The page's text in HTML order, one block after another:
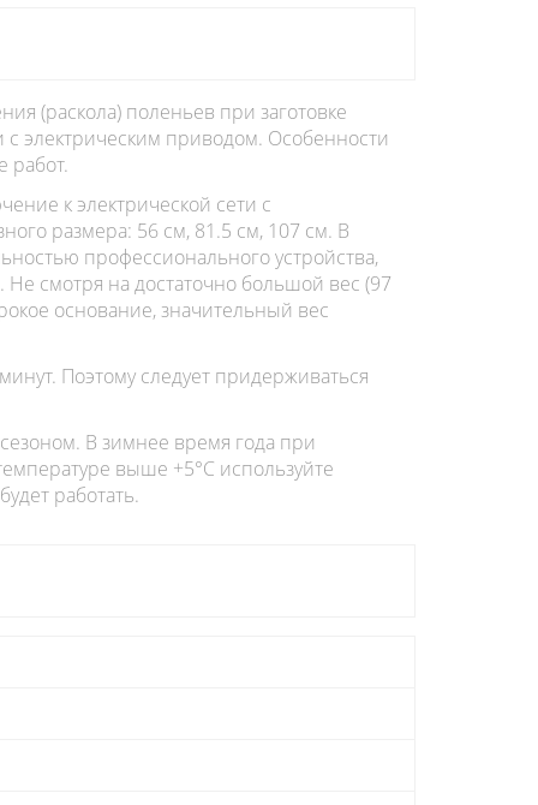
(раскола) поленьев при заготовке
электрическим приводом. Особенности
работ.
к электрической сети с
размера: 56 см, 81.5 см, 107 см. В
профессионального устройства,
смотря на достаточно большой вес (97
основание, значительный вес
Поэтому следует придерживаться
В зимнее время года при
выше +5°C используйте
работать.